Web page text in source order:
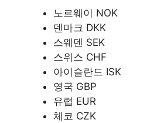
노르웨이 NOK
덴마크 DKK
스웨덴 SEK
스위스 CHF
아이슬란드 ISK
영국 GBP
유럽 EUR
체코 CZK